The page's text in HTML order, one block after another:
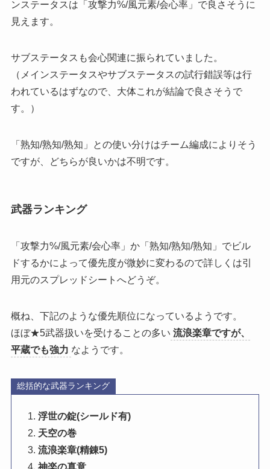
ンステータスは「攻撃力%/風元素/会心率」で良さそうに
見えます。
サブステータスも会心関連に振られていました。
（メインステータスやサブステータスの試行錯誤等は行
われているはずなので、大体これが結論で良さそうで
す。）
「熟知/熟知/熟知」との使い分けはチーム編成によりそう
ですが、どちらが良いかは不明です。
武器ランキング
「攻撃力%/風元素/会心率」か「熟知/熟知/熟知」でビル
ドするかによって優先度が微妙に変わるので詳しくは引
用元のスプレッドシートへどうぞ。
概ね、下記のような優先順位になっているようです。
ほぼ★5武器扱いを受けることの多い 流浪楽章ですが、
平蔵でも強力 なようです。
総括的な武器ランキング
浮世の錠(シールド有)
天空の巻
流浪楽章(精錬5)
神楽の真意